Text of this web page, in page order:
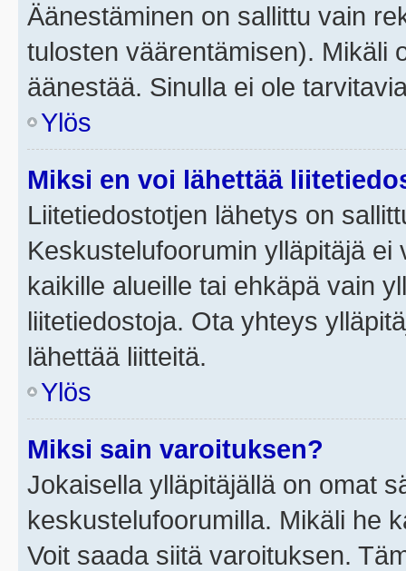
Äänestäminen on sallittu vain
tulosten väärentämisen). Mikäli
äänestää. Sinulla ei ole
Ylös
Miksi en voi lähettää
Liitetiedostotjen lähetys on
Keskustelufoorumin ylläpitäjä
kaikille alueille tai ehkäpä vain
liitetiedostoja. Ota yhteys
lähettää liitteitä.
Ylös
Miksi sain varoituksen?
Jokaisella ylläpitäjällä on omat
keskustelufoorumilla. Mikäli he
Voit saada siitä varoituksen.